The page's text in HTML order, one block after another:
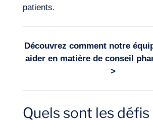
patients.
Découvrez comment notre
aider en matière de conseil
>
Quels sont les défis